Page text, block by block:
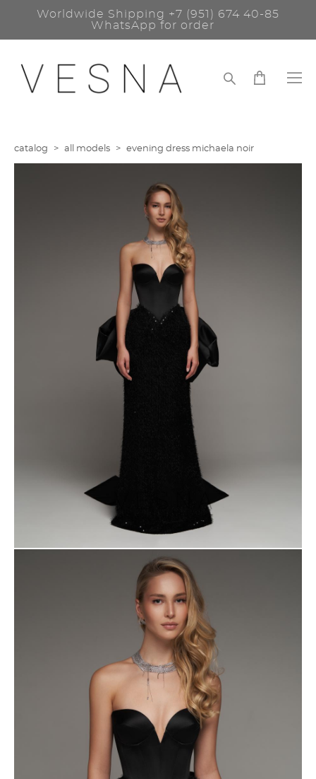
Worldwide Shipping +7 (951) 674 40-85
WhatsApp for order
catalog > all models > evening dress michaela noir